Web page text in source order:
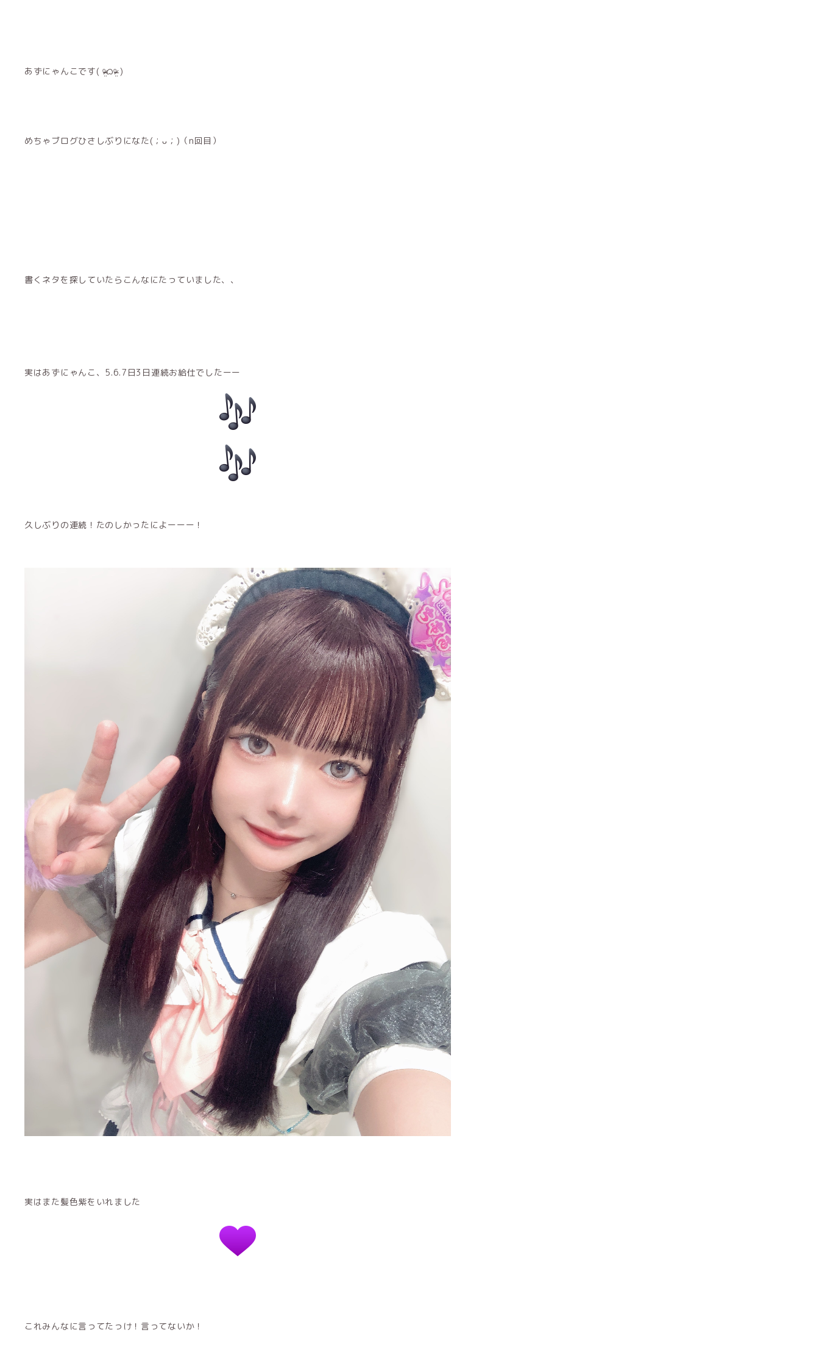
あずにゃんこです( ᵒ̴̶̷̤ᜊᵒ̴̶̷̤ )
めちゃブログひさしぶりになた(；ᴗ；)（n回目）
書くネタを探していたらこんなにたっていました、、
実はあずにゃんこ、5.6.7日3日連続お給仕でしたーー
久しぶりの連続！たのしかったによーーー！
実はまた髪色紫をいれました
これみんなに言ってたっけ！言ってないか！